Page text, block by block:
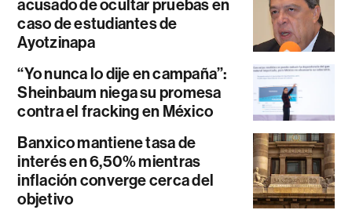
acusado de ocultar pruebas en
caso de estudiantes de
Ayotzinapa
“Yo nunca lo dije en campaña”:
Sheinbaum niega su promesa
contra el fracking en México
Banxico mantiene tasa de
interés en 6,50% mientras
inflación converge cerca del
objetivo